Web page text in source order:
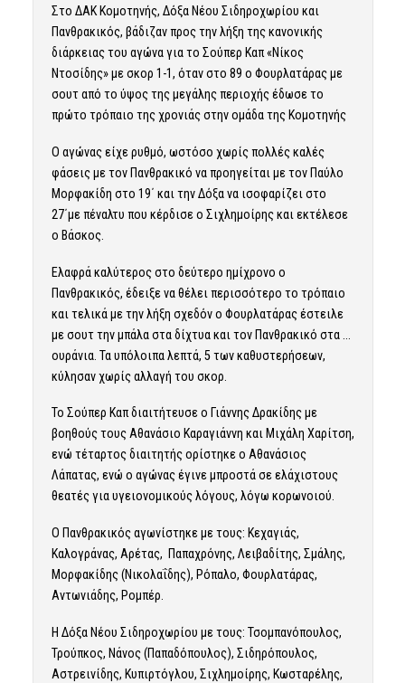
Στο ΔΑΚ Κομοτηνής, Δόξα Νέου Σιδηροχωρίου και
Πανθρακικός, βάδιζαν προς την λήξη της κανονικής
διάρκειας του αγώνα για το Σούπερ Καπ «Νίκος
Ντοσίδης» με σκορ 1-1, όταν στο 89 ο Φουρλατάρας με
σουτ από το ύψος της μεγάλης περιοχής έδωσε το
πρώτο τρόπαιο της χρονιάς στην ομάδα της Κομοτηνής
Ο αγώνας είχε ρυθμό, ωστόσο χωρίς πολλές καλές
φάσεις με τον Πανθρακικό να προηγείται με τον Παύλο
Μορφακίδη στο 19΄ και την Δόξα να ισοφαρίζει στο
27΄με πέναλτυ που κέρδισε ο Σιχλημοίρης και εκτέλεσε
ο Βάσκος.
Ελαφρά καλύτερος στο δεύτερο ημίχρονο ο
Πανθρακικός, έδειξε να θέλει περισσότερο το τρόπαιο
και τελικά με την λήξη σχεδόν ο Φουρλατάρας έστειλε
με σουτ την μπάλα στα δίχτυα και τον Πανθρακικό στα …
ουράνια. Τα υπόλοιπα λεπτά, 5 των καθυστερήσεων,
κύλησαν χωρίς αλλαγή του σκορ.
Το Σούπερ Καπ διαιτήτευσε ο Γιάννης Δρακίδης με
βοηθούς τους Αθανάσιο Καραγιάννη και Μιχάλη Χαρίτση,
ενώ τέταρτος διαιτητής ορίστηκε ο Αθανάσιος
Λάπατας, ενώ ο αγώνας έγινε μπροστά σε ελάχιστους
θεατές για υγειονομικούς λόγους, λόγω κορωνοιού.
Ο Πανθρακικός αγωνίστηκε με τους: Κεχαγιάς,
Καλογράνας, Αρέτας, Παπαχρόνης, Λειβαδίτης, Σμάλης,
Μορφακίδης (Νικολαΐδης), Ρόπαλο, Φουρλατάρας,
Αντωνιάδης, Ρομπέρ.
Η Δόξα Νέου Σιδηροχωρίου με τους: Τσομπανόπουλος,
Τρούπκος, Νάνος (Παπαδόπουλος), Σιδηρόπουλος,
Αστρεινίδης, Κυπιρτόγλου, Σιχλημοίρης, Κωσταρέλης,